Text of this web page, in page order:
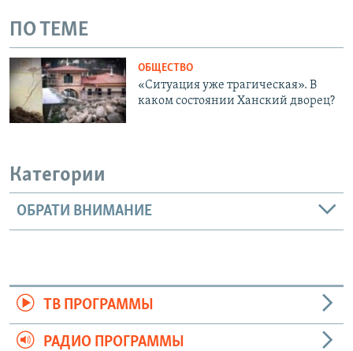
ПО ТЕМЕ
ОБЩЕСТВО
«Ситуация уже трагическая». В
каком состоянии Ханский дворец?
Категории
ОБРАТИ ВНИМАНИЕ
ТВ ПРОГРАММЫ
РАДИО ПРОГРАММЫ